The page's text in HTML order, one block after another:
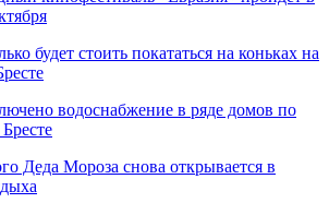
будет стоить покататься на коньках на
водоснабжение в ряде домов по
Деда Мороза снова открывается в